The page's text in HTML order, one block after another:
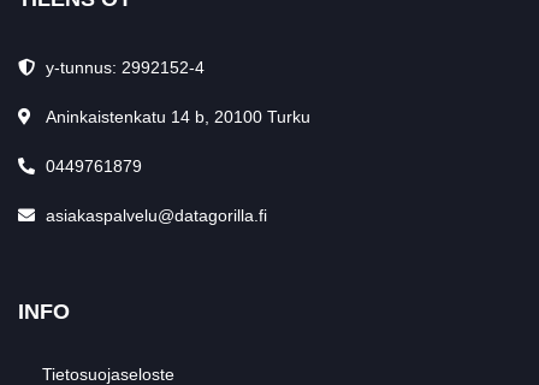
y-tunnus: 2992152-4
Aninkaistenkatu 14 b, 20100 Turku
0449761879
asiakaspalvelu@datagorilla.fi
INFO
Tietosuojaseloste